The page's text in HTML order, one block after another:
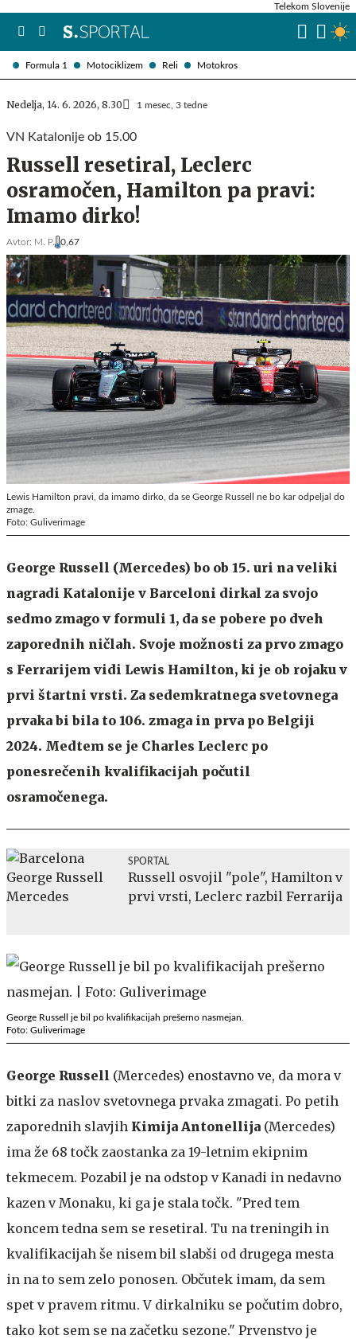
Formula 1 Motociklizem Reli Motokros
Telekom Slovenije
Nedelja, 14. 6. 2026, 8.30 1 mesec, 3 tedne
VN Katalonije ob 15.00
Russell resetiral, Leclerc
osramočen, Hamilton pa pravi:
Imamo dirko!
Avtor: M. P. 0,67
Lewis Hamilton pravi, da imamo dirko, da se George Russell ne bo kar odpeljal do
zmage.
Foto: Guliverimage
George Russell (Mercedes) bo ob 15. uri na veliki
nagradi Katalonije v Barceloni dirkal za svojo
sedmo zmago v formuli 1, da se pobere po dveh
zaporednih ničlah. Svoje možnosti za prvo zmago
s Ferrarijem vidi Lewis Hamilton, ki je ob rojaku v
prvi štartni vrsti. Za sedemkratnega svetovnega
prvaka bi bila to 106. zmaga in prva po Belgiji
2024. Medtem se je Charles Leclerc po
ponesrečenih kvalifikacijah počutil
osramočenega.
SPORTAL
Russell osvojil "pole", Hamilton v
prvi vrsti, Leclerc razbil Ferrarija
George Russell je bil po kvalifikacijah prešerno nasmejan.
Foto: Guliverimage
George Russell (Mercedes) enostavno ve, da mora v
bitki za naslov svetovnega prvaka zmagati. Po petih
zaporednih slavjih Kimija Antonellija (Mercedes)
ima že 68 točk zaostanka za 19-letnim ekipnim
tekmecem. Pozabil je na odstop v Kanadi in nedavno
kazen v Monaku, ki ga je stala točk. "Pred tem
koncem tedna sem se resetiral. Tu na treningih in
kvalifikacijah še nisem bil slabši od drugega mesta
in na to sem zelo ponosen. Občutek imam, da sem
spet v pravem ritmu. V dirkalniku se počutim dobro,
tako kot sem se na začetku sezone." Prvenstvo je